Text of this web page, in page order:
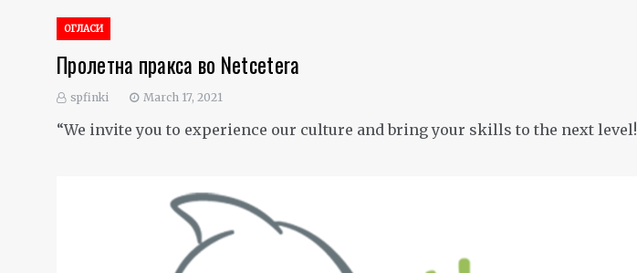
ОГЛАСИ
Пролетна пракса во Netcetera
spfinki March 17, 2021
“We invite you to experience our culture and bring your skills to the next level!